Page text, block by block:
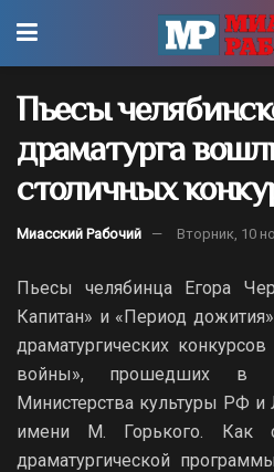
Пьесы
драматурга
столичных
Миасский Рабочий Вторник, 10
Пьесы челябинца Егора
Капитан» и «Период
драматургических
войны», прошедших в
Министерства культуры РФ и
имени М. Горького. Как
драматургической